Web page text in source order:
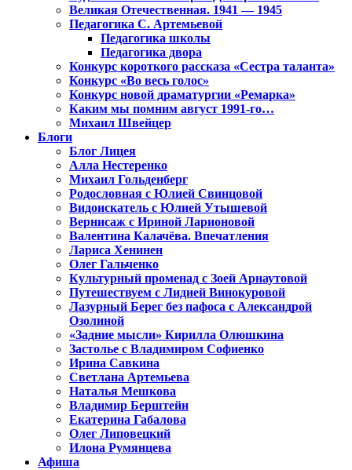
Великая Отечественная. 1941 — 1945
Педагогика С. Артемьевой
Педагогика школы
Педагогика двора
Конкурс короткого рассказа «Сестра таланта»
Конкурс «Во весь голос»
Конкурс новой драматургии «Ремарка»
Каким мы помним август 1991-го…
Михаил Швейцер
Блоги
Блог Лицея
Алла Нестеренко
Михаил Гольденберг
Родословная с Юлией Свинцовой
Видоискатель с Юлией Утышевой
Вернисаж с Ириной Ларионовой
Валентина Калачёва. Впечатления
Лариса Хенинен
Олег Гальченко
Культурный променад с Зоей Арнаутовой
Путешествуем с Лидией Винокуровой
Лазурный Берег без пафоса с Александрой
Озолиной
«Задние мысли» Кирилла Олюшкина
Застолье с Владимиром Софиенко
Ирина Савкина
Светлана Артемьева
Наталья Мешкова
Владимир Берштейн
Екатерина Габалова
Олег Липовецкий
Илона Румянцева
Афиша